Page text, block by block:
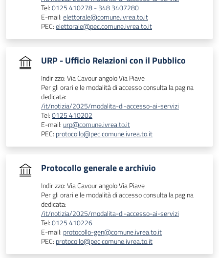
Tel:0125 410278 - 348 3407280
E-mail:elettorale@comune.ivrea.to.it
PEC:elettorale@pec.comune.ivrea.to.it
URP - Ufficio Relazioni con il Pubblico
Indirizzo: Via Cavour angolo Via Piave
Per gli orari e le modalità di accesso consulta la pagina
dedicata:
/it/notizia/2025/modalita-di-accesso-ai-servizi
Tel:0125 410202
E-mail: urp@comune.ivrea.to.it
PEC: protocollo@pec.comune.ivrea.to.it
Protocollo generale e archivio
Indirizzo: Via Cavour angolo Via Piave
Per gli orari e le modalità di accesso consulta la pagina
dedicata:
/it/notizia/2025/modalita-di-accesso-ai-servizi
Tel:0125 410226
E-mail: protocollo-gen@comune.ivrea.to.it
PEC: protocollo@pec.comune.ivrea.to.it